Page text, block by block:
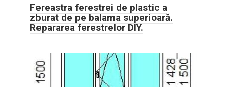
Fereastra ferestrei de plastic a
zburat de pe balama superioară.
Repararea ferestrelor DIY.